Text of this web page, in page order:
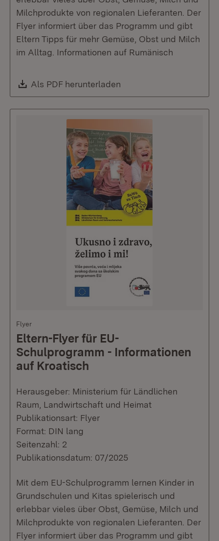
Milchprodukte von regionalen Lieferanten. Der
Flyer informiert über das Programm und gibt
Eltern Tipps für mehr Gemüse, Obst und Milch
im Alltag. Informationen auf Rumänisch
Download:
Als PDF herunterladen
Flyer
Eltern-Flyer für EU-
Schulprogramm - Informationen
auf Kroatisch
Herausgeber: Ministerium für Ländlichen
Raum, Landwirtschaft und Heimat
Publikationsart: Flyer
Format: DIN lang
Seitenzahl: 2
Publikationsdatum: 07/2025
Mit dem EU-Schulprogramm lernen Kinder in
Grundschulen und Kitas spielerisch und
erlebbar vieles über Obst, Gemüse, Milch und
Milchprodukte von regionalen Lieferanten. Der
Flyer informiert über das Programm und gibt